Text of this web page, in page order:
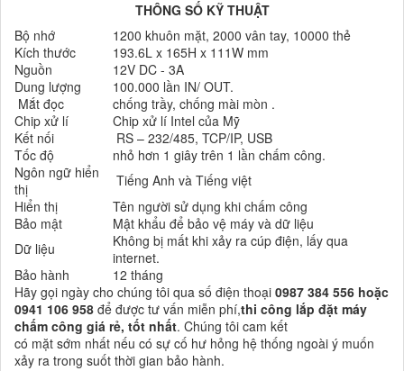
THÔNG SỐ KỸ THUẬT
Bộ nhớ
1200 khuôn mặt, 2000 vân tay, 10000 thẻ
Kích thước
193.6L x 165H x 111W mm
Nguồn
12V DC - 3A
Dung lượng
100.000 lần IN/ OUT.
Mắt đọc
chống trầy, chống mài mòn .
Chip xử lí
Chip xử lí Intel của Mỹ
Kết nối
RS – 232/485, TCP/IP, USB
Tốc độ
nhỏ hơn 1 giây trên 1 lần chấm công.
Ngôn ngữ hiển
thị
Tiếng Anh và Tiếng việt
Hiển thị
Tên người sử dụng khi chấm công
Bảo mật
Mật khẩu để bảo vệ máy và dữ liệu
Dữ liệu
Không bị mất khi xảy ra cúp điện, lấy qua
internet.
Bảo hành
12 tháng
Hãy gọi ngày cho chúng tôi qua số điện thoại 0987 384 556 hoặc
0941 106 958 để được tư vấn miễn phí,thi công lắp đặt máy
chấm công giá rẻ, tốt nhất. Chúng tôi cam kết
có mặt sớm nhất nếu có sự cố hư hỏng hệ thống ngoài ý muốn
xảy ra trong suốt thời gian bảo hành.